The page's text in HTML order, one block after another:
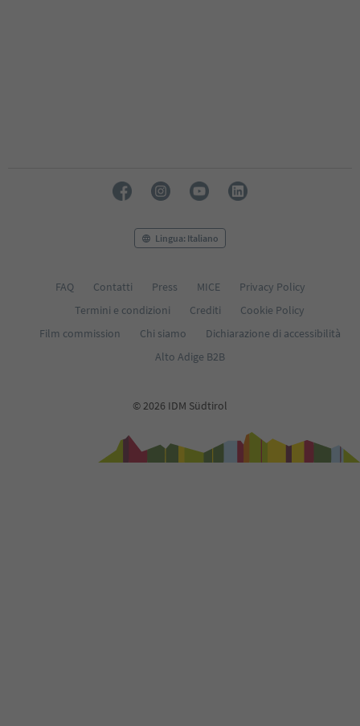
Lingua: Italiano
FAQ Contatti Press MICE
Privacy Policy
Termini e condizioni
Crediti
Cookie Policy
Film commission
Chi siamo
Dichiarazione di accessibilità
Alto Adige B2B
© 2026 IDM Südtirol